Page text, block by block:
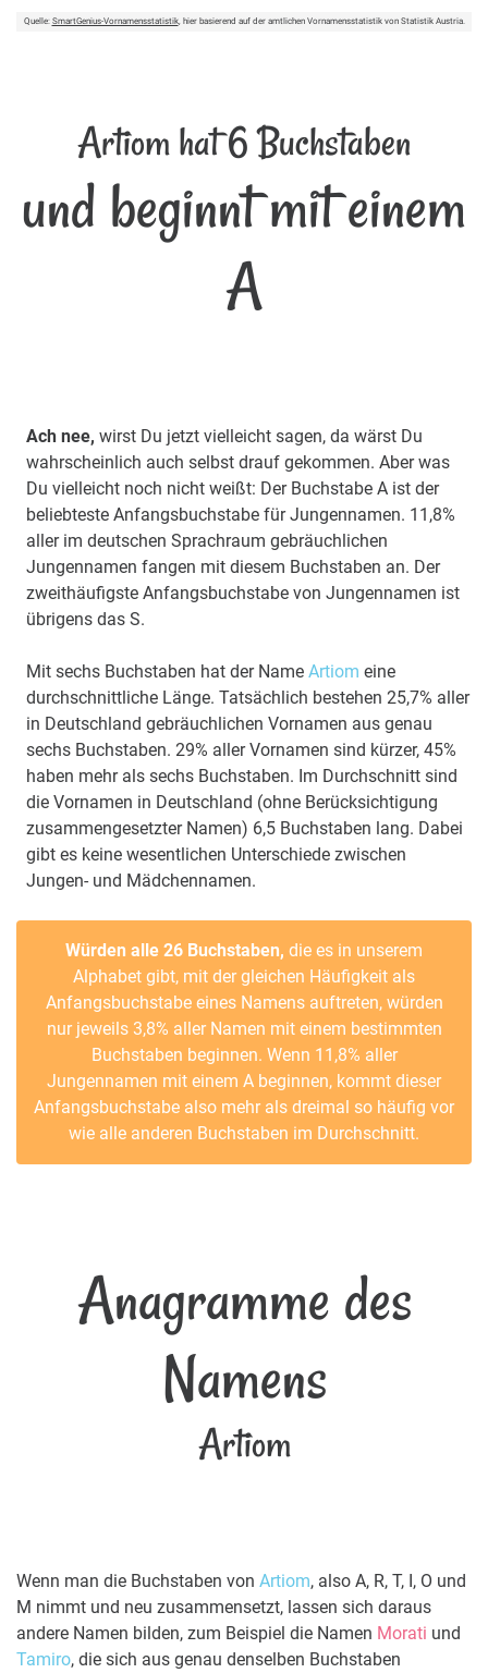
Quelle: SmartGenius-Vornamensstatistik, hier basierend auf der amtlichen Vornamensstatistik von Statistik Austria.
Artiom hat 6 Buchstaben
und beginnt mit einem
A
Ach nee, wirst Du jetzt vielleicht sagen, da wärst Du
wahrscheinlich auch selbst drauf gekommen. Aber was
Du vielleicht noch nicht weißt: Der Buchstabe A ist der
beliebteste Anfangsbuchstabe für Jungennamen. 11,8%
aller im deutschen Sprachraum gebräuchlichen
Jungennamen fangen mit diesem Buchstaben an. Der
zweithäufigste Anfangsbuchstabe von Jungennamen ist
übrigens das S.
Mit sechs Buchstaben hat der Name Artiom eine
durchschnittliche Länge. Tatsächlich bestehen 25,7% aller
in Deutschland gebräuchlichen Vornamen aus genau
sechs Buchstaben. 29% aller Vornamen sind kürzer, 45%
haben mehr als sechs Buchstaben. Im Durchschnitt sind
die Vornamen in Deutschland (ohne Berücksichtigung
zusammengesetzter Namen) 6,5 Buchstaben lang. Dabei
gibt es keine wesentlichen Unterschiede zwischen
Jungen- und Mädchennamen.
Würden alle 26 Buchstaben, die es in unserem
Alphabet gibt, mit der gleichen Häufigkeit als
Anfangsbuchstabe eines Namens auftreten, würden
nur jeweils 3,8% aller Namen mit einem bestimmten
Buchstaben beginnen. Wenn 11,8% aller
Jungennamen mit einem A beginnen, kommt dieser
Anfangsbuchstabe also mehr als dreimal so häufig vor
wie alle anderen Buchstaben im Durchschnitt.
Anagramme des
Namens
Artiom
Wenn man die Buchstaben von Artiom, also A, R, T, I, O und
M nimmt und neu zusammensetzt, lassen sich daraus
andere Namen bilden, zum Beispiel die Namen Morati und
Tamiro, die sich aus genau denselben Buchstaben